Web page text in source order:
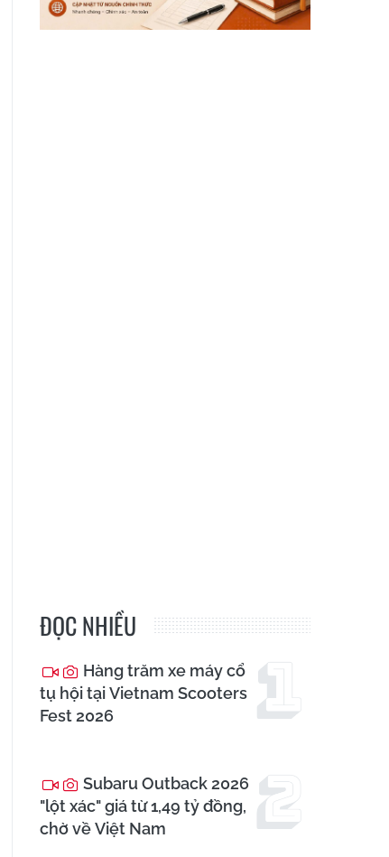
ĐỌC NHIỀU
Hàng trăm xe máy cổ
tụ hội tại Vietnam Scooters
Fest 2026
Subaru Outback 2026
"lột xác" giá từ 1,49 tỷ đồng,
chờ về Việt Nam